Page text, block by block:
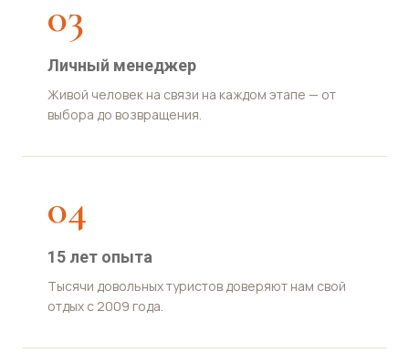
03
Личный менеджер
Живой человек на связи на каждом этапе — от
выбора до возвращения.
04
15 лет опыта
Тысячи довольных туристов доверяют нам свой
отдых с 2009 года.